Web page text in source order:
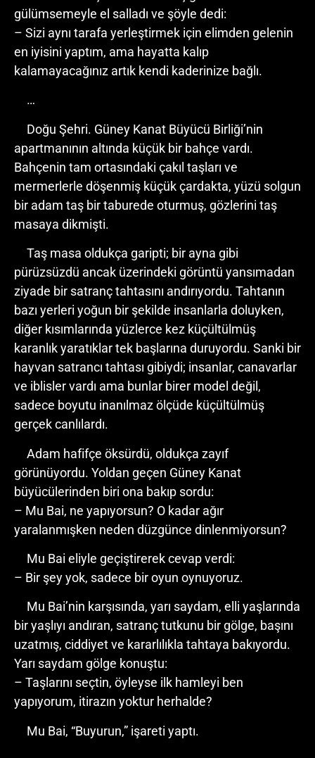
gülümsemeyle el salladı ve şöyle dedi:
– Sizi aynı tarafa yerleştirmek için elimden gelenin
en iyisini yaptım, ama hayatta kalıp
kalamayacağınız artık kendi kaderinize bağlı.
…
Doğu Şehri. Güney Kanat Büyücü Birliği’nin
apartmanının altında küçük bir bahçe vardı.
Bahçenin tam ortasındaki çakıl taşları ve
mermerlerle döşenmiş küçük çardakta, yüzü solgun
bir adam taş bir taburede oturmuş, gözlerini taş
masaya dikmişti.
Taş masa oldukça garipti; bir ayna gibi
pürüzsüzdü ancak üzerindeki görüntü yansımadan
ziyade bir satranç tahtasını andırıyordu. Tahtanın
bazı yerleri yoğun bir şekilde insanlarla doluyken,
diğer kısımlarında yüzlerce kez küçültülmüş
karanlık yaratıklar tek başlarına duruyordu. Sanki bir
hayvan satrancı tahtası gibiydi; insanlar, canavarlar
ve iblisler vardı ama bunlar birer model değil,
sadece boyutu inanılmaz ölçüde küçültülmüş
gerçek canlılardı.
Adam hafifçe öksürdü, oldukça zayıf
görünüyordu. Yoldan geçen Güney Kanat
büyücülerinden biri ona bakıp sordu:
– Mu Bai, ne yapıyorsun? O kadar ağır
yaralanmışken neden düzgünce dinlenmiyorsun?
Mu Bai eliyle geçiştirerek cevap verdi:
– Bir şey yok, sadece bir oyun oynuyoruz.
Mu Bai’nin karşısında, yarı saydam, elli yaşlarında
bir yaşlıyı andıran, satranç tutkunu bir gölge, başını
uzatmış, ciddiyet ve kararlılıkla tahtaya bakıyordu.
Yarı saydam gölge konuştu:
– Taşlarını seçtin, öyleyse ilk hamleyi ben
yapıyorum, itirazın yoktur herhalde?
Mu Bai, “Buyurun,” işareti yaptı.